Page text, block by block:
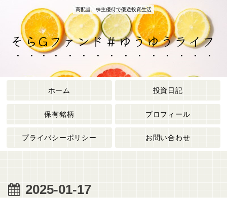
高配当、株主優待で優遊投資生活
そらGファンド＃ゆうゆうライフ
ホーム 投資日記
保有銘柄 プロフィール
プライバシーポリシー お問い合わせ
2025-01-17